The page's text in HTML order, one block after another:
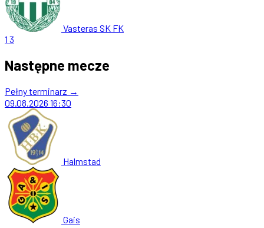
Vasteras SK FK
1 3
Następne mecze
Pełny terminarz →
09.08.2026 16:30
Halmstad
Gais